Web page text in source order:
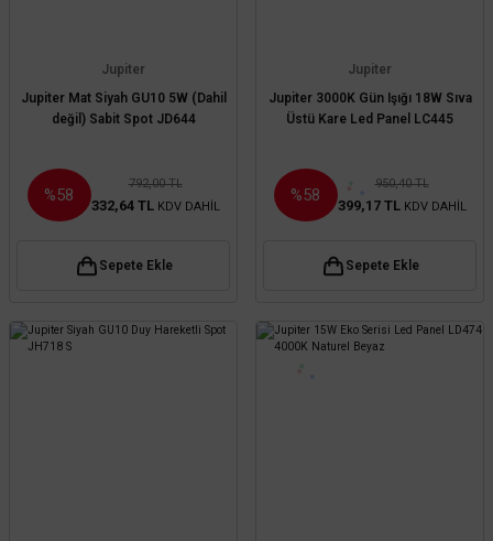
Jupiter
Jupiter Mat Siyah GU10 5W (Dahil
değil) Sabit Spot JD644
%58
792,00 TL
332,64 TL KDV DAHİL
Sepete Ekle
Jupiter
Jupiter 3000K Gün Işığı 18W Sıva
Üstü Kare Led Panel LC445
%58
950,40 TL
399,17 TL KDV DAHİL
Sepete Ekle